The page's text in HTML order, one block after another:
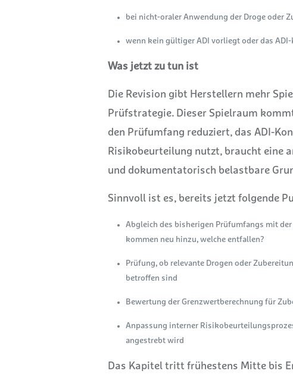
bei nicht-oraler Anwendung der Droge oder
wenn kein gültiger ADI vorliegt oder das
Was jetzt zu tun ist
Die Revision gibt Herstellern mehr
Prüfstrategie. Dieser Spielraum
den Prüfumfang reduziert, das ADI-
Risikobeurteilung nutzt, braucht eine
und dokumentatorisch belastbare
Sinnvoll ist es, bereits jetzt folgende
Abgleich des bisherigen Prüfumfangs mit der
kommen neu hinzu, welche entfallen?
Prüfung, ob relevante Drogen oder
betroffen sind
Bewertung der Grenzwertberechnung für
Anpassung interner
angestrebt wird
Das Kapitel tritt frühestens Mitte bis